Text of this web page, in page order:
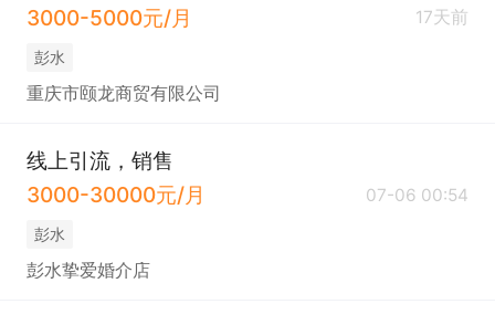
3000-5000元/月
17天前
彭水
重庆市颐龙商贸有限公司
线上引流，销售
3000-30000元/月
07-06 00:54
彭水
彭水挚爱婚介店